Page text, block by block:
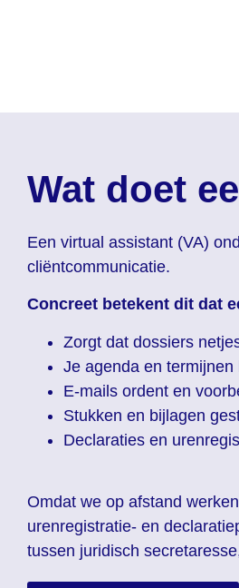
Wat doet
Een virtual assistant (VA)
cliëntcommunicatie.
Concreet betekent dit dat
Zorgt dat dossiers
Je agenda en termijnen
E-mails ordent en
Stukken en bijlagen
Declaraties en
Omdat we op afstand
urenregistratie- en
tussen juridisch